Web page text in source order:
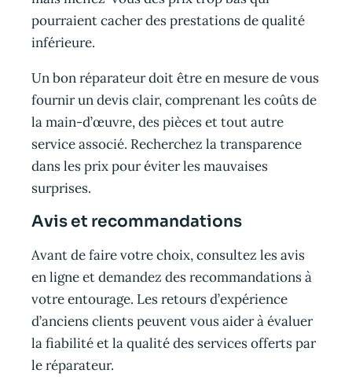
pourraient cacher des prestations de qualité
inférieure.
Un bon réparateur doit être en mesure de vous
fournir un devis clair, comprenant les coûts de
la main-d’œuvre, des pièces et tout autre
service associé. Recherchez la transparence
dans les prix pour éviter les mauvaises
surprises.
Avis et recommandations
Avant de faire votre choix, consultez les avis
en ligne et demandez des recommandations à
votre entourage. Les retours d’expérience
d’anciens clients peuvent vous aider à évaluer
la fiabilité et la qualité des services offerts par
le réparateur.